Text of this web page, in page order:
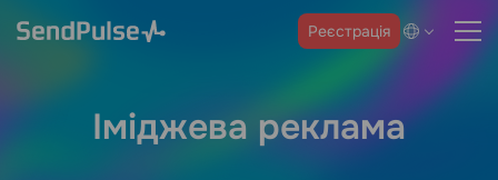
Реєстрація
Іміджева реклама